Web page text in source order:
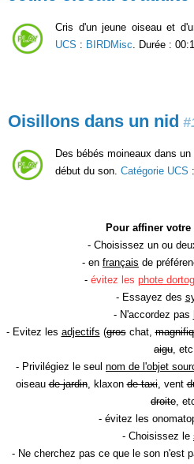
Cris d'un jeune oiseau et
UCS : BIRDMisc . Durée :
Oisillons dans un nid
Des bébés moineaux dans
début du son. Catégorie UCS :
Pour affiner votre
- Choisissez un ou
- en français de
- évitez les phote
- Essayez des
- N'accordez pas
- Evitez les adjectifs (groschat,
aigu ,
- Privilégiez le seul nom de l'objet
oiseaude jardin, klaxonde taxi, vent
droite ,
- évitez les
- Choisissez le
- Ne cherchez pas ce que le son n'est